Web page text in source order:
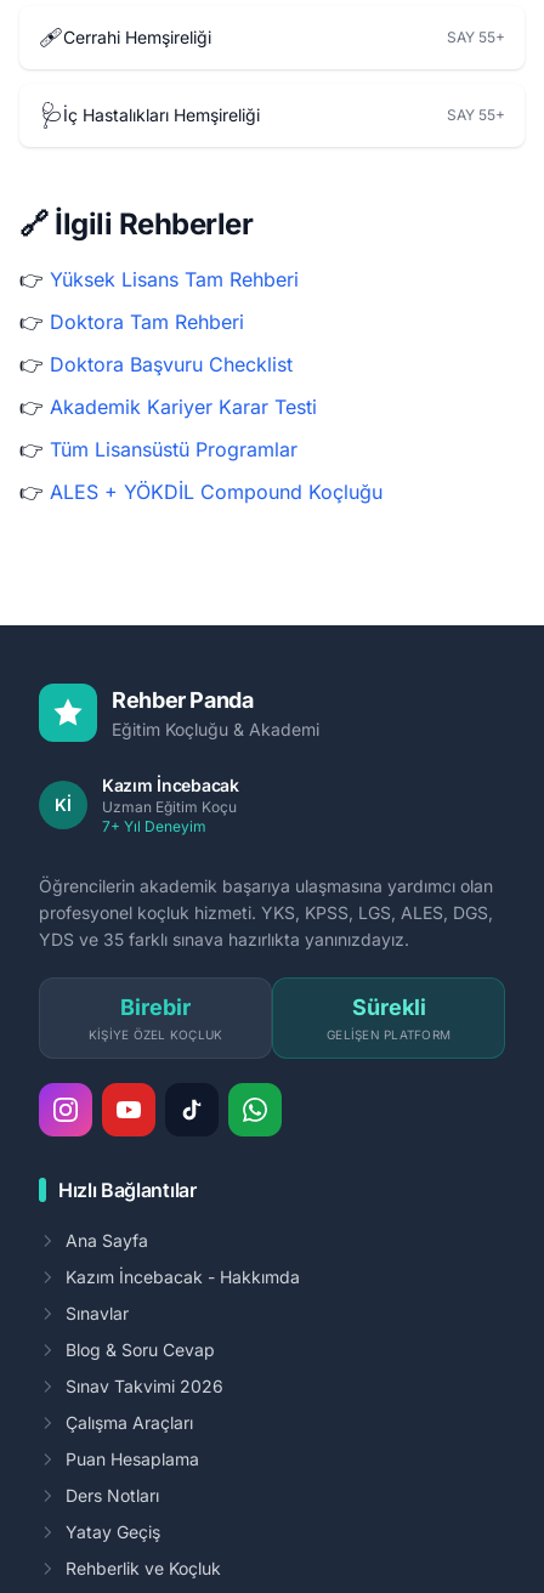
🩹Cerrahi Hemşireliği SAY 55+
🩺İç Hastalıkları Hemşireliği SAY 55+
🔗 İlgili Rehberler
👉 Yüksek Lisans Tam Rehberi
👉 Doktora Tam Rehberi
👉 Doktora Başvuru Checklist
👉 Akademik Kariyer Karar Testi
👉 Tüm Lisansüstü Programlar
👉 ALES + YÖKDİL Compound Koçluğu
Rehber Panda
Eğitim Koçluğu & Akademi
Kİ
Kazım İncebacak
Uzman Eğitim Koçu
7+ Yıl Deneyim
Öğrencilerin akademik başarıya ulaşmasına yardımcı olan
profesyonel koçluk hizmeti. YKS, KPSS, LGS, ALES, DGS,
YDS ve 35 farklı sınava hazırlıkta yanınızdayız.
Birebir
KIŞIYE ÖZEL KOÇLUK
Sürekli
GELIŞEN PLATFORM
Hızlı Bağlantılar
Ana Sayfa
Kazım İncebacak - Hakkımda
Sınavlar
Blog & Soru Cevap
Sınav Takvimi 2026
Çalışma Araçları
Puan Hesaplama
Ders Notları
Yatay Geçiş
Rehberlik ve Koçluk